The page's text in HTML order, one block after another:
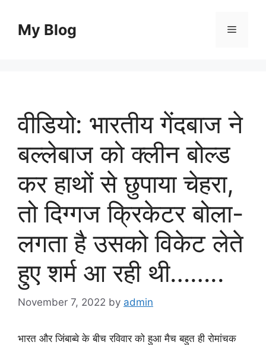
contentMy Blog Menu
वीडियो: भारतीय गेंदबाज ने
बल्लेबाज को क्लीन बोल्ड
कर हाथों से छुपाया चेहरा,
तो दिग्गज क्रिकेटर बोला-
लगता है उसको विकेट लेते
हुए शर्म आ रही थी……..
November 7, 2022 by admin
भारत और जिंबाब्वे के बीच रविवार को हुआ मैच बहुत ही रोमांचक